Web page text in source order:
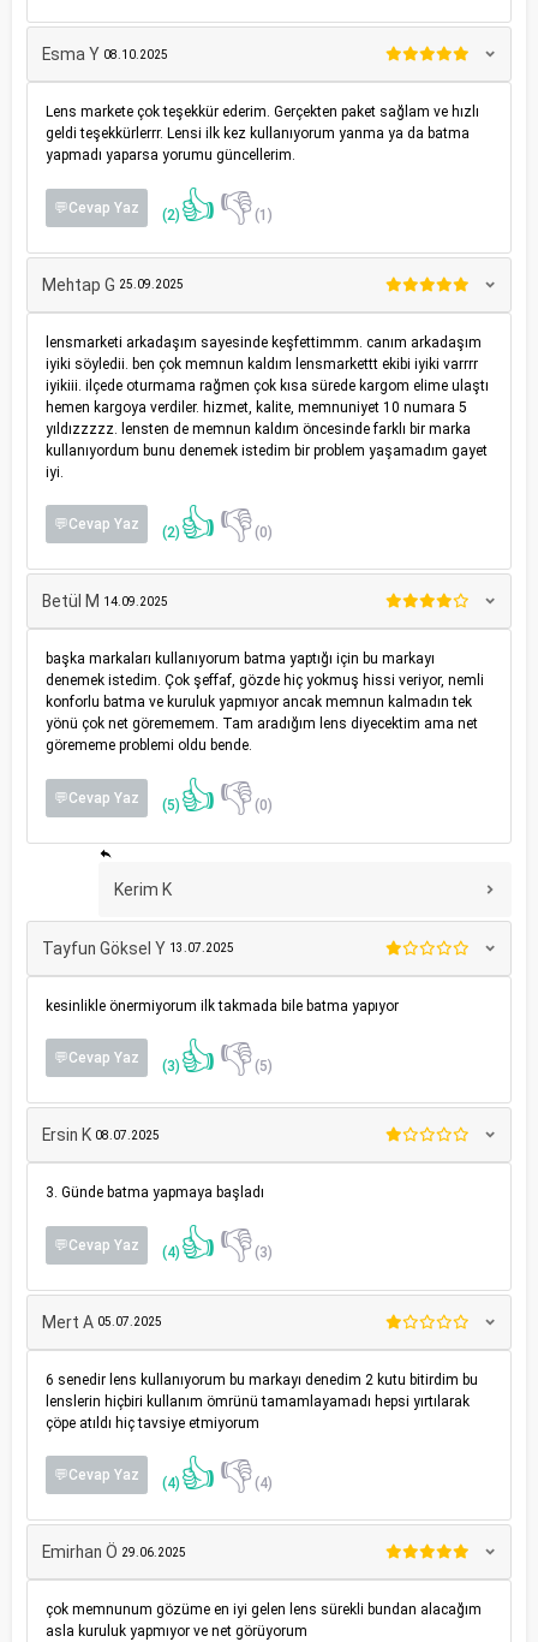
Esma Y 08.10.2025
Lens markete çok teşekkür ederim. Gerçekten paket sağlam ve hızlı
geldi teşekkürlerrr. Lensi ilk kez kullanıyorum yanma ya da batma
yapmadı yaparsa yorumu güncellerim.
💬Cevap Yaz (2) 👍👎(1)
Mehtap G 25.09.2025
lensmarketi arkadaşım sayesinde keşfettimmm. canım arkadaşım
iyiki söyledii. ben çok memnun kaldım lensmarkettt ekibi iyiki varrrr
iyikiii. ilçede oturmama rağmen çok kısa sürede kargom elime ulaştı
hemen kargoya verdiler. hizmet, kalite, memnuniyet 10 numara 5
yıldızzzzz. lensten de memnun kaldım öncesinde farklı bir marka
kullanıyordum bunu denemek istedim bir problem yaşamadım gayet
iyi.
💬Cevap Yaz (2) 👍👎(0)
Betül M 14.09.2025
başka markaları kullanıyorum batma yaptığı için bu markayı
denemek istedim. Çok şeffaf, gözde hiç yokmuş hissi veriyor, nemli
konforlu batma ve kuruluk yapmıyor ancak memnun kalmadın tek
yönü çok net görememem. Tam aradığım lens diyecektim ama net
görememe problemi oldu bende.
💬Cevap Yaz (5) 👍👎(0)
Kerim K
Tayfun Göksel Y 13.07.2025
kesinlikle önermiyorum ilk takmada bile batma yapıyor
💬Cevap Yaz (3) 👍👎(5)
Ersin K 08.07.2025
3. Günde batma yapmaya başladı
💬Cevap Yaz (4) 👍👎(3)
Mert A 05.07.2025
6 senedir lens kullanıyorum bu markayı denedim 2 kutu bitirdim bu
lenslerin hiçbiri kullanım ömrünü tamamlayamadı hepsi yırtılarak
çöpe atıldı hiç tavsiye etmiyorum
💬Cevap Yaz (4) 👍👎(4)
Emirhan Ö 29.06.2025
çok memnunum gözüme en iyi gelen lens sürekli bundan alacağım
asla kuruluk yapmıyor ve net görüyorum